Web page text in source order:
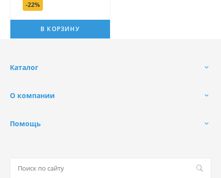
-22%
В КОРЗИНУ
Каталог
О компании
Помощь